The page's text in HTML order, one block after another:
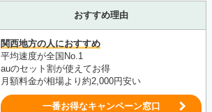
おすすめ理由
関西地方の人におすすめ
平均速度が全国No.1
auのセット割が使えてお得
月額料金が相場より約2,000円安い
一番お得なキャンペーン窓口